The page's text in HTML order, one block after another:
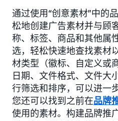
通过使用“创意素材”中的
松地创建广告素材并与顾
称、标签、商品和其他属
选，轻松快速地查找素材
材类型（徽标、自定义或
日期、文件格式、文件大
行筛选和排序，可以进一
您还可以找到之前在品牌
使用的素材。构建品牌推